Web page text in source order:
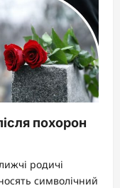
похорон
родичі
символічний